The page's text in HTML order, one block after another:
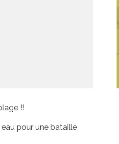
!!
pour une bataille